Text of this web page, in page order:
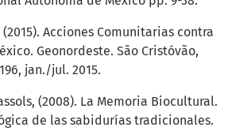
Acciones Comunitarias contra
Geonordeste. São Cristóvão,
jan./jul. 2015.
(2008). La Memoria Biocultural.
de las sabidurías tradicionales.